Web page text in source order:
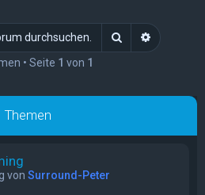
Suche
• Seite 1 von 1
Themen
von Surround-Peter